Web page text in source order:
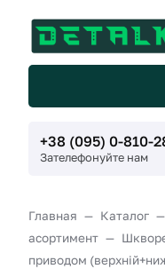
+38 (095) 0-810-
Зателефонуйте нам
Главная Каталог
асортимент
приводом